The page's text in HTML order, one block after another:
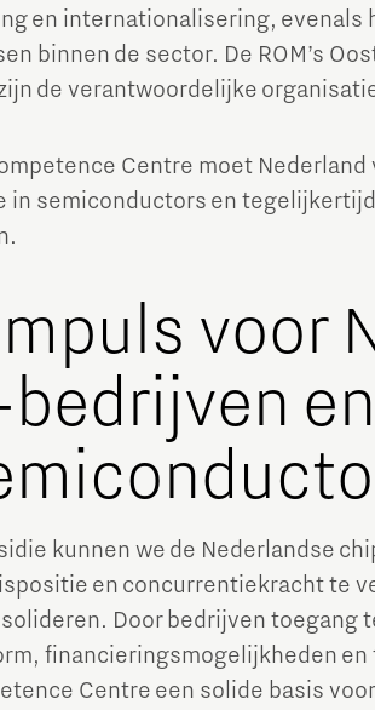
en internationalisering, evenals
binnen de sector. De ROM’s
zijn de verantwoordelijke
Centre moet
in semiconductors en
voor
kunnen we de Nederlandse
en concurrentiekracht te
Door bedrijven
financieringsmogelijkheden en
Centre een solide basis